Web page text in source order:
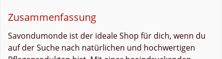
Zusammenfassung
Savondumonde ist der ideale Shop für dich, wenn du
auf der Suche nach natürlichen und hochwertigen